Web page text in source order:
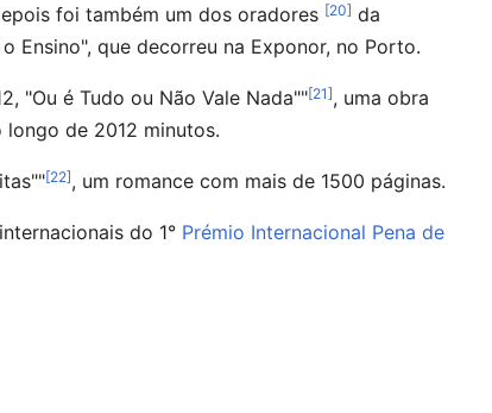
foi também um dos oradores [20] da
Ensino", que decorreu na Exponor, no Porto.
"Ou é Tudo ou Não Vale Nada""[21], uma obra
de 2012 minutos.
[22], um romance com mais de 1500 páginas.
do 1° Prémio Internacional Pena de